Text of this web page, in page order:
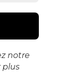
notre
plus